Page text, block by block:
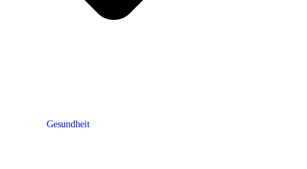
Gesundheit